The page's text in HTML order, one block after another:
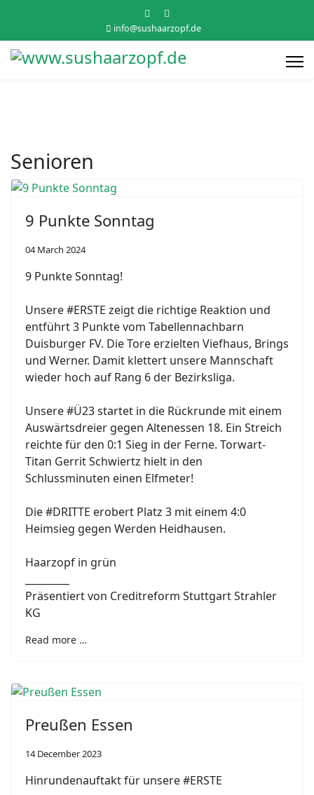
info@sushaarzopf.de
Senioren
9 Punkte Sonntag
04 March 2024
9 Punkte Sonntag!
Unsere #ERSTE zeigt die richtige Reaktion und
entführt 3 Punkte vom Tabellennachbarn
Duisburger FV. Die Tore erzielten Viefhaus, Brings
und Werner. Damit klettert unsere Mannschaft
wieder hoch auf Rang 6 der Bezirksliga.
Unsere #Ü23 startet in die Rückrunde mit einem
Auswärtsdreier gegen Altenessen 18. Ein Streich
reichte für den 0:1 Sieg in der Ferne. Torwart-
Titan Gerrit Schwiertz hielt in den
Schlussminuten einen Elfmeter!
Die #DRITTE erobert Platz 3 mit einem 4:0
Heimsieg gegen Werden Heidhausen.
Haarzopf in grün
Präsentiert von Creditreform Stuttgart Strahler
KG
Read more …
Preußen Essen
14 December 2023
Hinrundenauftakt für unsere #ERSTE